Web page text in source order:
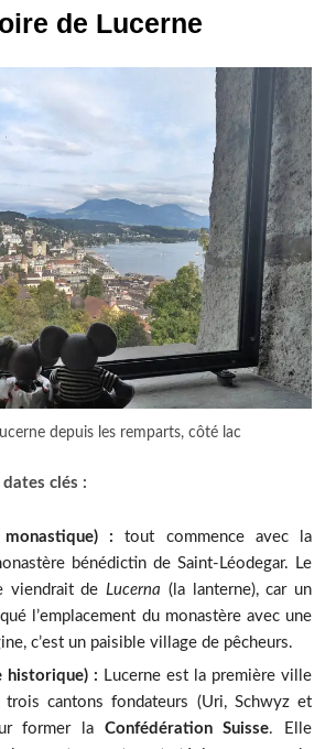
de Lucerne
depuis les remparts, côté lac
clés :
: tout commence avec la
bénédictin de Saint-Léodegar. Le
viendrait de Lucerna (la lanterne), car un
l’emplacement du monastère avec une
c’est un paisible village de pêcheurs.
historique) : Lucerne est la première ville
cantons fondateurs (Uri, Schwyz et
former la Confédération Suisse. Elle